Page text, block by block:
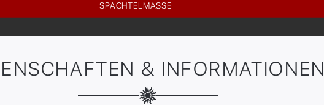
SPACHTELMASSE
& INFORMATIONEN